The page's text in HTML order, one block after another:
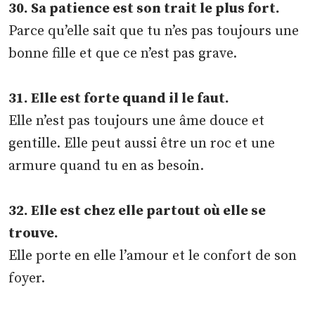
30. Sa patience est son trait le plus fort.
Parce qu’elle sait que tu n’es pas toujours une
bonne fille et que ce n’est pas grave.
31. Elle est forte quand il le faut.
Elle n’est pas toujours une âme douce et
gentille. Elle peut aussi être un roc et une
armure quand tu en as besoin.
32. Elle est chez elle partout où elle se
trouve.
Elle porte en elle l’amour et le confort de son
foyer.